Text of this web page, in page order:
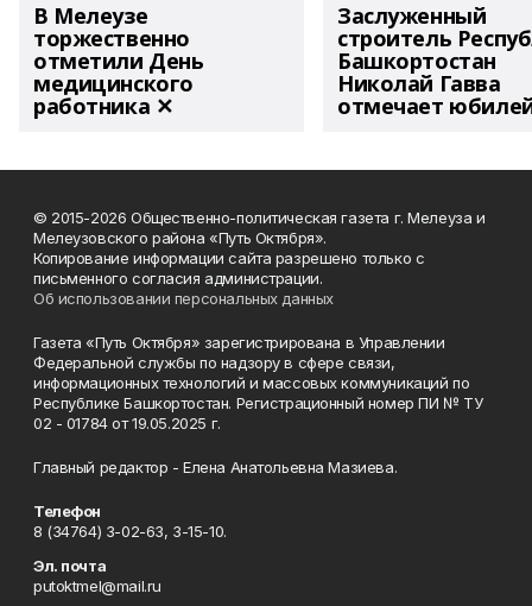
В Мелеузе
торжественно
отметили День
медицинского
работника ✕
Заслуженный
строитель
Башкортостан
Николай Гавва
отмечает
© 2015-2026 Общественно-политическая газета г. Мелеуза и
Мелеузовского района «Путь Октября».
Копирование информации сайта разрешено только с
письменного согласия администрации.
Об использовании персональных данных
Газета «Путь Октября» зарегистрирована в Управлении
Федеральной службы по надзору в сфере связи,
информационных технологий и массовых коммуникаций по
Республике Башкортостан. Регистрационный номер ПИ № ТУ
02 - 01784 от 19.05.2025 г.
Главный редактор - Елена Анатольевна Мазиева.
Телефон
8 (34764) 3-02-63, 3-15-10.
Эл. почта
putoktmel@mail.ru